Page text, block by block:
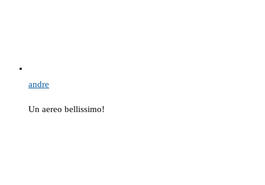
andre
Un aereo bellissimo!